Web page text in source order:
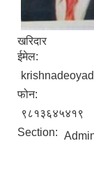
खरिदार
ईमेल:
फोन:
९८१३६४५४१९
Section: